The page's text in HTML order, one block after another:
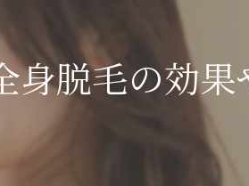
脱毛の効